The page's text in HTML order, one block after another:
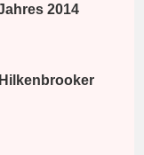
2014